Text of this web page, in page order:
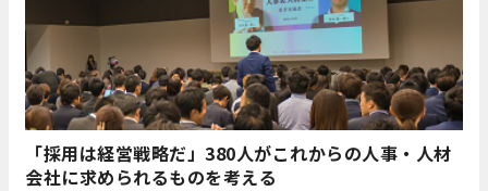
「採用は経営戦略だ」380人がこれからの人事・人材
会社に求められるものを考える